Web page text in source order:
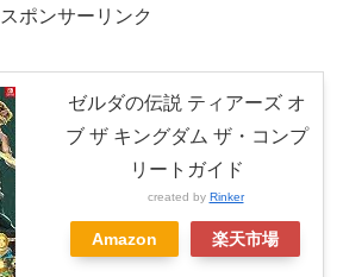
スポンサーリンク
ゼルダの伝説 ティアーズ オ
ブ ザ キングダム ザ・コンプ
リートガイド
created by Rinker
Amazon 楽天市場